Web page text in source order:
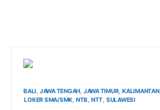
BALI JAWA TENGAH JAWA TIMUR KALIMANTAN
LOKER SMA/SMK NTB NTT SULAWESI